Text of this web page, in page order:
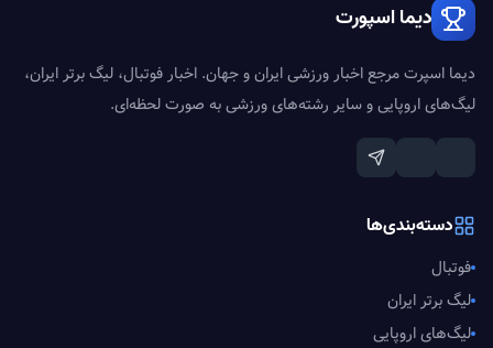
دیما اسپورت
دیما اسپرت مرجع اخبار ورزشی ایران و جهان. اخبار فوتبال، لیگ برتر ایران،
لیگ‌های اروپایی و سایر رشته‌های ورزشی به صورت لحظه‌ای.
دسته‌بندی‌ها
فوتبال
لیگ برتر ایران
لیگ‌های اروپایی